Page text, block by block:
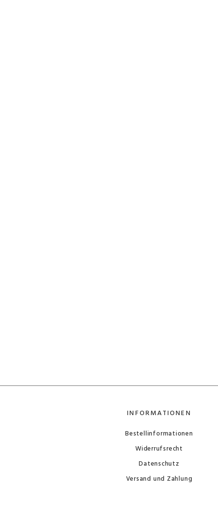
INFORMATIONEN
Bestellinformationen
Widerrufsrecht
Datenschutz
Versand und Zahlung